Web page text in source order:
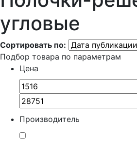
угловые
Сортировать по:
Подбор товара по параметрам
Цена
Производитель